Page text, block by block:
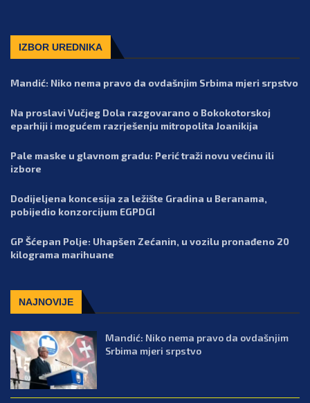
IZBOR UREDNIKA
Mandić: Niko nema pravo da ovdašnjim Srbima mjeri srpstvo
Na proslavi Vučjeg Dola razgovarano o Bokokotorskoj
eparhiji i mogućem razrješenju mitropolita Joanikija
Pale maske u glavnom gradu: Perić traži novu većinu ili
izbore
Dodijeljena koncesija za ležište Gradina u Beranama,
pobijedio konzorcijum EGPDGI
GP Šćepan Polje: Uhapšen Zećanin, u vozilu pronađeno 20
kilograma marihuane
NAJNOVIJE
Mandić: Niko nema pravo da ovdašnjim
Srbima mjeri srpstvo